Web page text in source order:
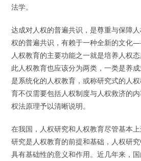
法学。
达成对人权的普遍共识，是尊重与保障
权的普遍共识，有赖于一种全新的文化
人权教育的主要功能之一就是培养人权
此人权教育也应该分为两类，一类是养
是系统化的人权教育，或称研究式的人
育不仅需要包括人权制度与人权救济的
权法原理予以清晰说明。
在我国，人权研究和人权教育尽管基本
研究是人权教育的前提和基础，人权研
具有基础性的意义和作用。近几年来，